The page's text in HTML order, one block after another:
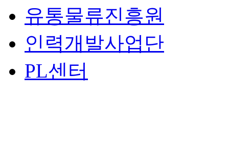
유통물류진흥원
인력개발사업단
PL센터